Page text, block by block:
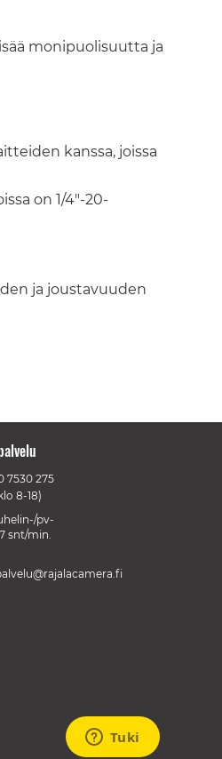
monipuolisuutta ja
kanssa, joissa
on 1/4"-20-
ja joustavuuden
7530 275
8-18)
pv-
snt/min.